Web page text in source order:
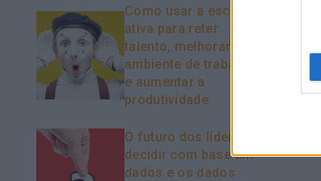
Como usar a escuta
ativa para reter
talento, melhorar o
ambiente de trabalho
e aumentar a
produtividade
O futuro dos líderes é
decidir com base em
dados e os dados